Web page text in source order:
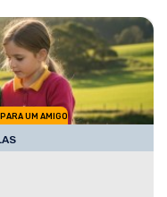
UM AMIGO